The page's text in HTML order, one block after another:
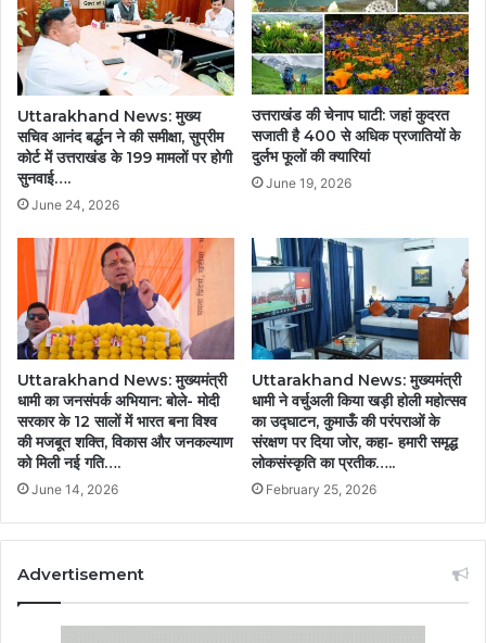
Uttarakhand News: मुख्य
सचिव आनंद बर्द्धन ने की समीक्षा, सुप्रीम
कोर्ट में उत्तराखंड के 199 मामलों पर होगी
सुनवाई….
June 24, 2026
उत्तराखंड की चेनाप घाटी: जहां कुदरत
सजाती है 400 से अधिक प्रजातियों के
दुर्लभ फूलों की क्यारियां
June 19, 2026
Uttarakhand News: मुख्यमंत्री
धामी का जनसंपर्क अभियान: बोले- मोदी
सरकार के 12 सालों में भारत बना विश्व
की मजबूत शक्ति, विकास और जनकल्याण
को मिली नई गति….
June 14, 2026
Uttarakhand News: मुख्यमंत्री
धामी ने वर्चुअली किया खड़ी होली महोत्सव
का उद्घाटन, कुमाऊँ की परंपराओं के
संरक्षण पर दिया जोर, कहा- हमारी समृद्ध
लोकसंस्कृति का प्रतीक…..
February 25, 2026
Advertisement